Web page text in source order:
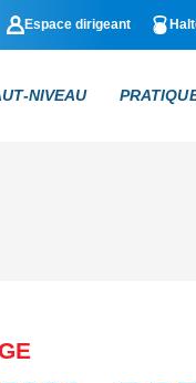
Espace dirigeant
NIVEAU